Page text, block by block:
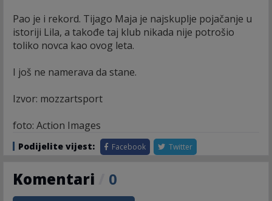
Pao je i rekord. Tijago Maja je najskuplje pojačanje u
istoriji Lila, a takođe taj klub nikada nije potrošio
toliko novca kao ovog leta.
I još ne namerava da stane.
Izvor: mozzartsport
foto: Action Images
Podijelite vijest: Facebook Twitter
Komentari 0